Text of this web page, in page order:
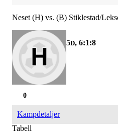
Neset (H) vs. (B) Stiklestad/
5D, 6:1:8
0
Kampdetaljer
Tabell